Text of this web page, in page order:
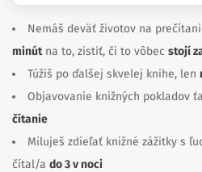
Nemáš deväť životov na
minútna to, zistiť, či to vôbec stojí
Túžiš po ďalšej skvelej knihe, len
Objavovanie knižných pokladov
čítanie
Miluješ zdieľať knižné zážitky s
čítal/a do 3 v noci